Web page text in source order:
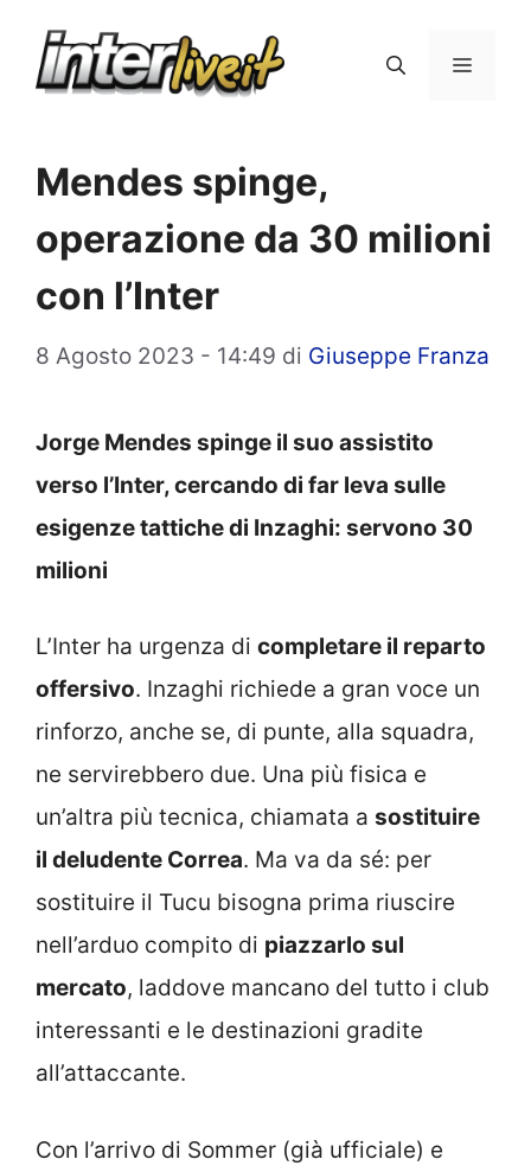
Menu
Mendes spinge,
operazione da 30 milioni
con l’Inter
8 Agosto 2023 - 14:49 di Giuseppe Franza
Jorge Mendes spinge il suo assistito
verso l’Inter, cercando di far leva sulle
esigenze tattiche di Inzaghi: servono 30
milioni
L’Inter ha urgenza di completare il reparto
offersivo. Inzaghi richiede a gran voce un
rinforzo, anche se, di punte, alla squadra,
ne servirebbero due. Una più fisica e
un’altra più tecnica, chiamata a sostituire
il deludente Correa. Ma va da sé: per
sostituire il Tucu bisogna prima riuscire
nell’arduo compito di piazzarlo sul
mercato, laddove mancano del tutto i club
interessanti e le destinazioni gradite
all’attaccante.
Con l’arrivo di Sommer (già ufficiale) e